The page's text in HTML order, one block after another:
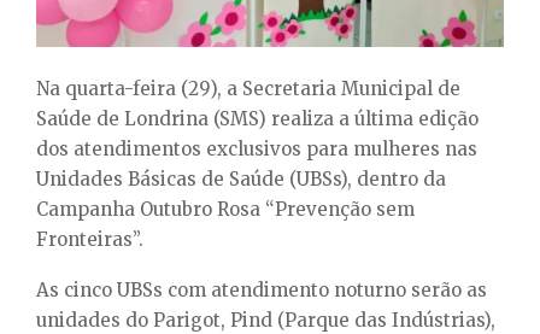
Na quarta-feira (29), a Secretaria Municipal de
Saúde de Londrina (SMS) realiza a última edição
dos atendimentos exclusivos para mulheres nas
Unidades Básicas de Saúde (UBSs), dentro da
Campanha Outubro Rosa “Prevenção sem
Fronteiras”.
As cinco UBSs com atendimento noturno serão as
unidades do Parigot, Pind (Parque das Indústrias),